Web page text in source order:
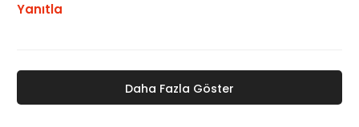
Yanıtla
Daha Fazla Göster